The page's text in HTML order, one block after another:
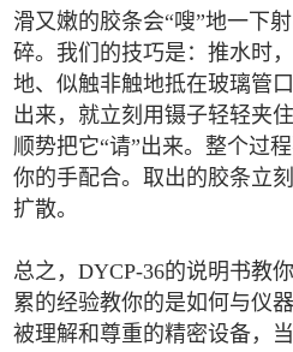
滑又嫩的胶条会“嗖”地一下
碎。我们的技巧是：推水时
地、似触非触地抵在玻璃管
出来，就立刻用镊子轻轻夹
顺势把它“请”出来。整个过
你的手配合。取出的胶条立
扩散。
总之，DYCP-36的说明书教
累的经验教你的是如何与仪
被理解和尊重的精密设备，